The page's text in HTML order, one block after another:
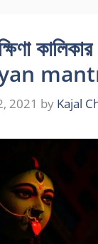
2021 by Kajal